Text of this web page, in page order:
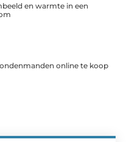
en warmte in een
online te koop